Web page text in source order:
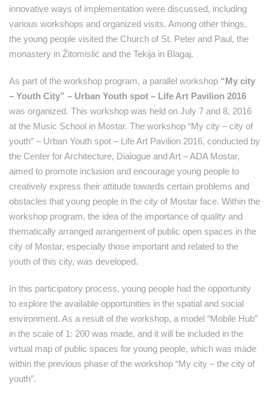
innovative ways of implementation were discussed, including
various workshops and organized visits. Among other things,
the young people visited the Church of St. Peter and Paul, the
monastery in Žitomislić and the Tekija in Blagaj.
As part of the workshop program, a parallel workshop “My city
– Youth City” – Urban Youth spot – Life Art Pavilion 2016
was organized. This workshop was held on July 7 and 8, 2016
at the Music School in Mostar. The workshop “My city – city of
youth” – Urban Youth spot – Life Art Pavilion 2016, conducted by
the Center for Architecture, Dialogue and Art – ADA Mostar,
aimed to promote inclusion and encourage young people to
creatively express their attitude towards certain problems and
obstacles that young people in the city of Mostar face. Within the
workshop program, the idea of ​​the importance of quality and
thematically arranged arrangement of public open spaces in the
city of Mostar, especially those important and related to the
youth of this city, was developed.
In this participatory process, young people had the opportunity
to explore the available opportunities in the spatial and social
environment. As a result of the workshop, a model “Mobile Hub”
in the scale of 1: 200 was made, and it will be included in the
virtual map of public spaces for young people, which was made
within the previous phase of the workshop “My city – the city of
youth”.